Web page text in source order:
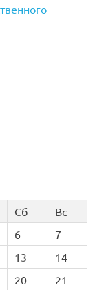
Сб
Вс
6
7
13
14
20 21